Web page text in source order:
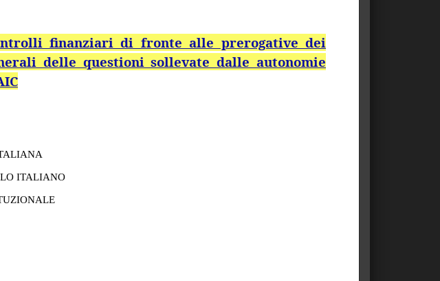
finanziari di fronte alle prerogative dei
delle questioni sollevate dalle autonomie
ITALIANO